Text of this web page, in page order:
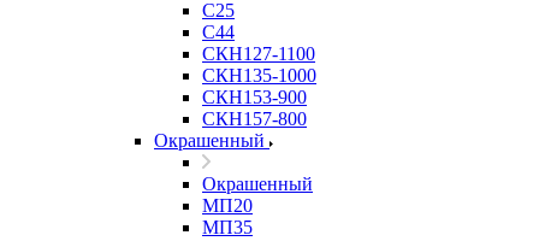
С25
С44
СКН127-1100
СКН135-1000
СКН153-900
СКН157-800
Окрашенный
Окрашенный
МП20
МП35